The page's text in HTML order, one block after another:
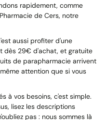
rapidement, comme
de Cers, notre
aussi profiter d'une
dès 29€ d'achat, et gratuite
de parapharmacie arrivent
attention que si vous
à vos besoins, c'est simple.
lisez les descriptions
pas : nous sommes là